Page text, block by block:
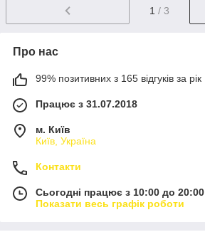
1 / 3
Про нас
99% позитивних з 165 відгуків за рік
Працює з 31.07.2018
м. Київ
Київ, Україна
Контакти
Сьогодні працює з 10:00 до 20:00
Показати весь графік роботи